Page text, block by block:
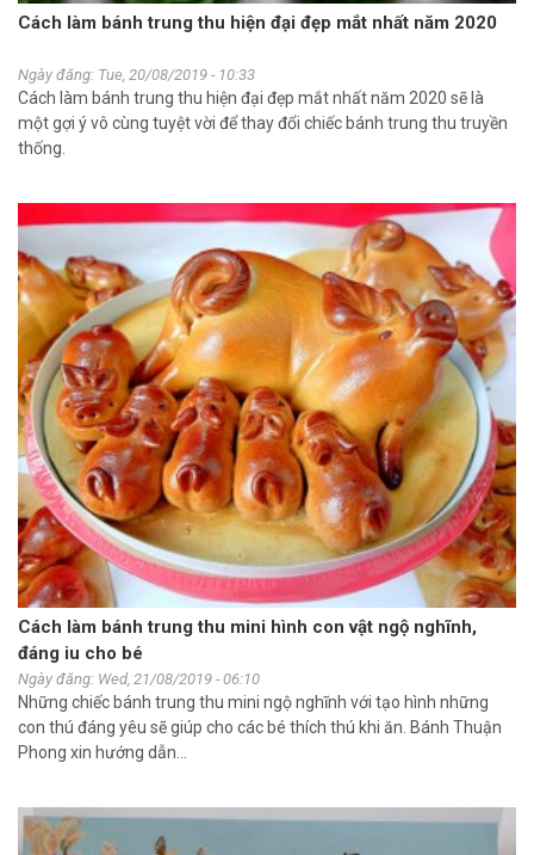
Cách làm bánh trung thu hiện đại đẹp mắt nhất năm 2020
Ngày đăng: Tue, 20/08/2019 - 10:33
Cách làm bánh trung thu hiện đại đẹp mắt nhất năm 2020 sẽ là
một gợi ý vô cùng tuyệt vời để thay đổi chiếc bánh trung thu truyền
thống.
Cách làm bánh trung thu mini hình con vật ngộ nghĩnh,
đáng iu cho bé
Ngày đăng: Wed, 21/08/2019 - 06:10
Những chiếc bánh trung thu mini ngộ nghĩnh với tạo hình những
con thú đáng yêu sẽ giúp cho các bé thích thú khi ăn. Bánh Thuận
Phong xin hướng dẫn...